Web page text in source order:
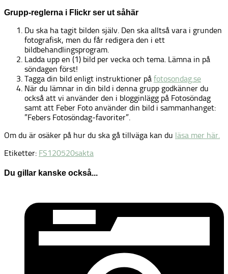
Grupp-reglerna i Flickr ser ut såhär
Du ska ha tagit bilden själv. Den ska alltså vara i grunden
fotografisk, men du får redigera den i ett
bildbehandlingsprogram.
Ladda upp en (1) bild per vecka och tema. Lämna in på
söndagen först!
Tagga din bild enligt instruktioner på fotosondag.se
När du lämnar in din bild i denna grupp godkänner du
också att vi använder den i blogginlägg på Fotosöndag
samt att Feber Foto använder din bild i sammanhanget:
”Febers Fotosöndag-favoriter”.
Om du är osäker på hur du ska gå tillväga kan du läsa mer här.
Etiketter: FS120520sakta
Du gillar kanske också...